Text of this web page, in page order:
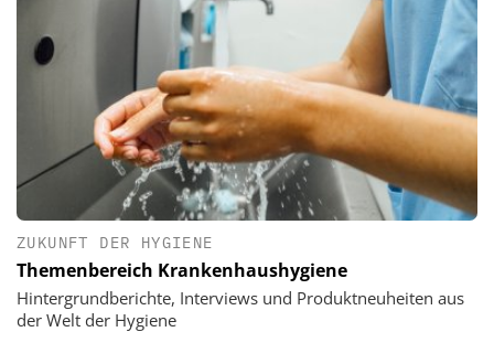
ZUKUNFT DER HYGIENE
Themenbereich Krankenhaushygiene
Hintergrundberichte, Interviews und Produktneuheiten aus
der Welt der Hygiene